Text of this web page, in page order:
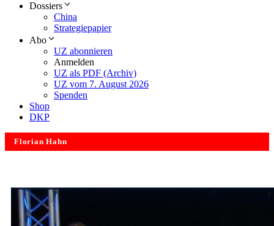
Dossiers
China
Strategiepapier
Abo
UZ abonnieren
Anmelden
UZ als PDF (Archiv)
UZ vom 7. August 2026
Spenden
Shop
DKP
Florian Hahn